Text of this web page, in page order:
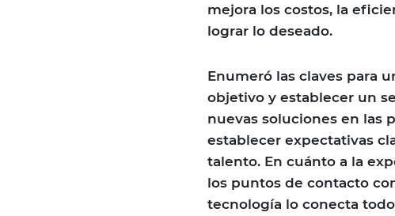
mejora los costos, la
lograr lo deseado.
Enumeró las claves para
objetivo y establecer un
nuevas soluciones en las
establecer expectativas
talento. En cuánto a la
los puntos de contacto
tecnología lo conecta